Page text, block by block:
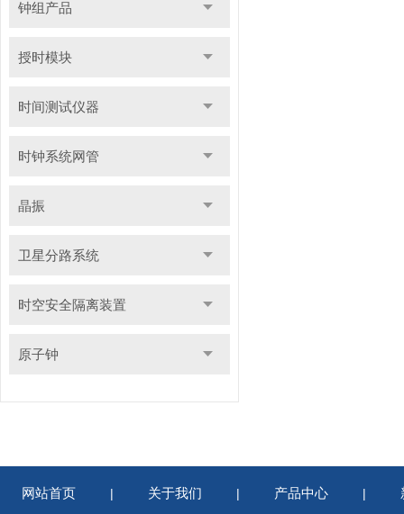
钟组产品
授时模块
时间测试仪器
时钟系统网管
晶振
卫星分路系统
时空安全隔离装置
原子钟
网站首页 | 关于我们 | 产品中心 |